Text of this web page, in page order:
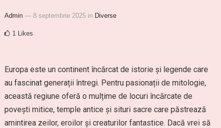
Admin — 8 septembrie 2025 in Diverse
1 Likes
Europa este un continent încărcat de istorie și legende care
au fascinat generații întregi. Pentru pasionații de mitologie,
această regiune oferă o mulțime de locuri încărcate de
povești mitice, temple antice și situri sacre care păstrează
amintirea zeilor, eroilor și creaturilor fantastice. Dacă vrei să